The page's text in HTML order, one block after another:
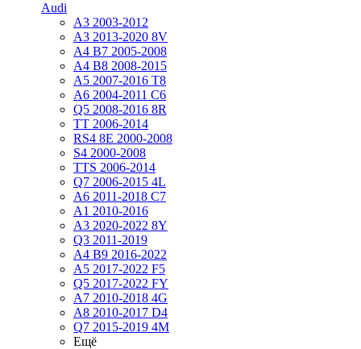
Audi
A3 2003-2012
A3 2013-2020 8V
A4 B7 2005-2008
A4 B8 2008-2015
A5 2007-2016 T8
A6 2004-2011 C6
Q5 2008-2016 8R
TT 2006-2014
RS4 8E 2000-2008
S4 2000-2008
TTS 2006-2014
Q7 2006-2015 4L
A6 2011-2018 С7
A1 2010-2016
A3 2020-2022 8Y
Q3 2011-2019
A4 B9 2016-2022
A5 2017-2022 F5
Q5 2017-2022 FY
A7 2010-2018 4G
A8 2010-2017 D4
Q7 2015-2019 4M
Ещё